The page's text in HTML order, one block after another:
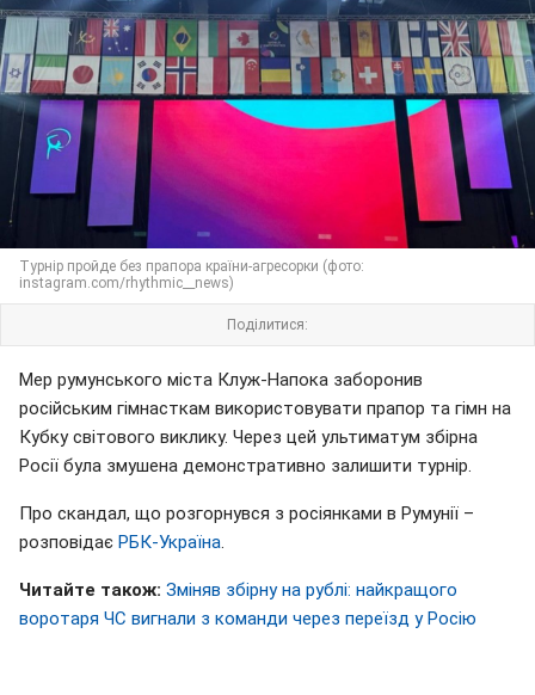
Турнір пройде без прапора країни-агресорки (фото:
instagram.com/rhythmic__news)
Поділитися:
Мер румунського міста Клуж-Напока заборонив
російським гімнасткам використовувати прапор та гімн на
Кубку світового виклику. Через цей ультиматум збірна
Росії була змушена демонстративно залишити турнір.
Про скандал, що розгорнувся з росіянками в Румунії –
розповідає РБК-Україна
Читайте також: Зміняв збірну на рублі: найкращого
воротаря ЧС вигнали з команди через переїзд у Росію